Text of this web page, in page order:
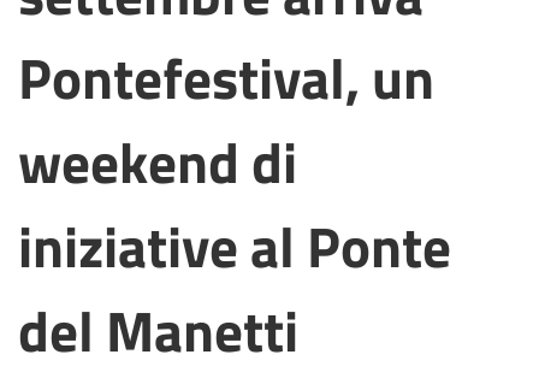
Pontefestival, un
weekend di
iniziative al Ponte
del Manetti